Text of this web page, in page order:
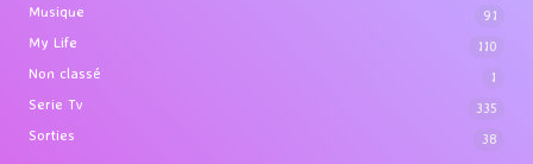
Musique 91
My Life 110
Non classé 1
Serie Tv 335
Sorties 38